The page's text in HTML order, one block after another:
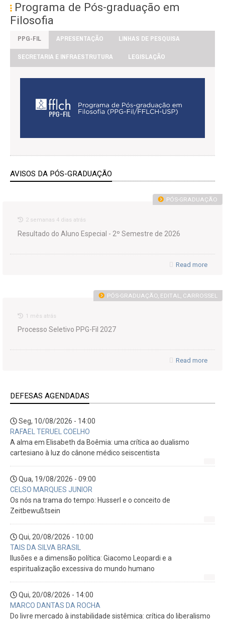
Programa de Pós-graduação em
Filosofia
PPG-FIL APRESENTAÇÃO
LINHAS DE PESQUISA
SECRETARIA E INFRAESTRUTURA
LEGISLAÇÃO
AVISOS DA PÓS-GRADUAÇÃO
PÓS-GRADUAÇÃO
2 semanas 4 dias atrás
Resultado do Aluno Especial - 2º Semestre de 2026
Read more
PÓS-GRADUAÇÃO, EDITAL, CARROSSEL
1 mês atrás
Processo Seletivo PPG-Fil 2027
Read more
DEFESAS AGENDADAS
Seg, 10/08/2026 - 14:00
RAFAEL TERUEL COELHO
A alma em Elisabeth da Boêmia: uma crítica ao dualismo
cartesiano à luz do cânone médico seiscentista
Qua, 19/08/2026 - 09:00
CELSO MARQUES JUNIOR
Os nós na trama do tempo: Husserl e o conceito de
Zeitbewußtsein
Qui, 20/08/2026 - 10:00
TAIS DA SILVA BRASIL
Ilusões e a dimensão política: Giacomo Leopardi e a
espiritualização excessiva do mundo humano
Qui, 20/08/2026 - 14:00
MARCO DANTAS DA ROCHA
Do livre mercado à instabilidade sistêmica: crítica do liberalismo